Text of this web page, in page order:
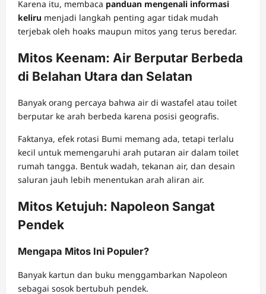
Karena itu, membaca panduan mengenali informasi
keliru menjadi langkah penting agar tidak mudah
terjebak oleh hoaks maupun mitos yang terus beredar.
Mitos Keenam: Air Berputar Berbeda
di Belahan Utara dan Selatan
Banyak orang percaya bahwa air di wastafel atau toilet
berputar ke arah berbeda karena posisi geografis.
Faktanya, efek rotasi Bumi memang ada, tetapi terlalu
kecil untuk memengaruhi arah putaran air dalam toilet
rumah tangga. Bentuk wadah, tekanan air, dan desain
saluran jauh lebih menentukan arah aliran air.
Mitos Ketujuh: Napoleon Sangat
Pendek
Mengapa Mitos Ini Populer?
Banyak kartun dan buku menggambarkan Napoleon
sebagai sosok bertubuh pendek.